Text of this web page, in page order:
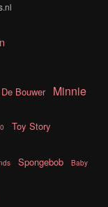
Bouwer Minnie
Toy Story
Spongebob Baby